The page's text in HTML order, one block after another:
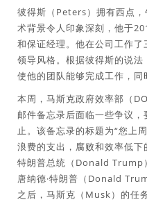
彼得斯（Peters）拥有西点
术背景令人印象深刻，他于
和保证经理。他在公司工作
领导风格。根据彼得斯的说
使他的团队能够完成工作，同
本周，马斯克政府效率部（
邮件备忘录后面临一些争议
止。该备忘录的标题为“您上
浪费的支出，腐败和效率低下
特朗普总统（Donald Trump
唐纳德·特朗普（Donald
之后，马斯克（Musk）的任